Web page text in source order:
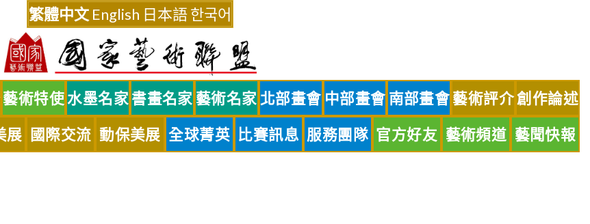
繁體中文 English 日本語한국어
藝術特使水墨名家 書畫名家 藝術名家 北部畫會 中部畫會 南部畫會藝術評介創作論述
展 國際交流 動保美展 全球菁英 比賽訊息 服務團隊 官方好友 藝術頻道 藝聞快報